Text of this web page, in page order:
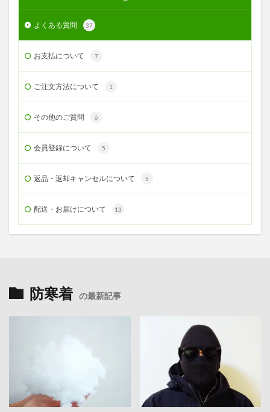
よくある質問 37
お支払について 7
ご注文方法について 1
その他のご質問 6
会員登録について 5
返品・返却キャンセルについて 5
配送・お届けについて 13
防寒着 の最新記事